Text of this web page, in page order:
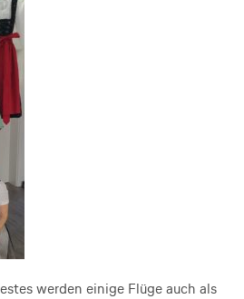
werden einige Flüge auch als